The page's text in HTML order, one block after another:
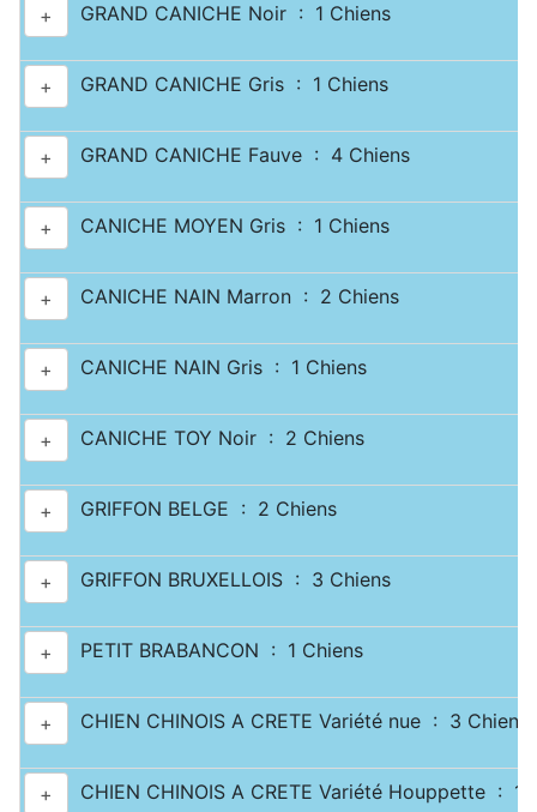
+ GRAND CANICHE Noir : 1 Chiens
+ GRAND CANICHE Gris : 1 Chiens
+ GRAND CANICHE Fauve : 4 Chiens
+ CANICHE MOYEN Gris : 1 Chiens
+ CANICHE NAIN Marron : 2 Chiens
+ CANICHE NAIN Gris : 1 Chiens
+ CANICHE TOY Noir : 2 Chiens
+ GRIFFON BELGE : 2 Chiens
+ GRIFFON BRUXELLOIS : 3 Chiens
+ PETIT BRABANCON : 1 Chiens
+ CHIEN CHINOIS A CRETE Variété nue : 3 Chiens
+ CHIEN CHINOIS A CRETE Variété Houppette : 1